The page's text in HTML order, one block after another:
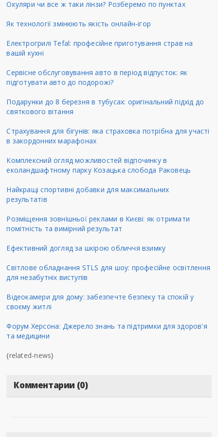
Окуляри чи все ж таки лінзи? Розберемо по пунктах
Як технології змінюють якість онлайн-ігор
Електрогрилі Tefal: професійне приготування страв на
вашій кухні
Сервісне обслуговування авто в період відпусток: як
підготувати авто до подорожі?
Подарунки до 8 березня в тубусах: оригінальний підхід до
святкового вітання
Страхування для бігунів: яка страховка потрібна для участі
в закордонних марафонах
Комплексний огляд можливостей відпочинку в
еколандшафтному парку Козацька слобода Раковець
Найкращі спортивні добавки для максимальних
результатів
Розміщення зовнішньої реклами в Києві: як отримати
помітність та вимірний результат
Ефективний догляд за шкірою обличчя взимку
Світлове обладнання STLS для шоу: професійне освітлення
для незабутніх виступів
Відеокамери для дому: забезпечте безпеку та спокій у
своєму житлі
Форум Херсона: Джерело знань та підтримки для здоров'я
та медицини
{related-news}
Комментарии (0)